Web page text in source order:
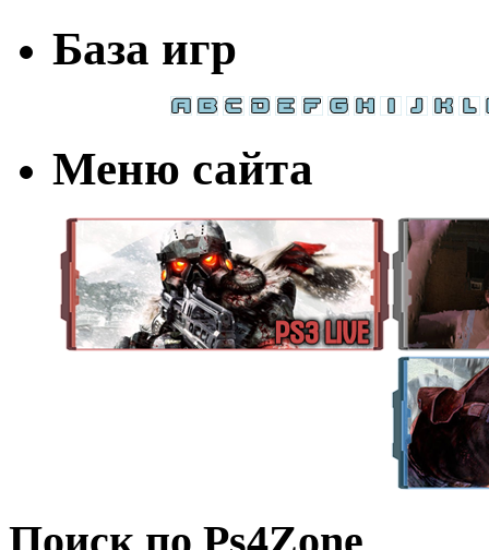
База игр
Меню сайта